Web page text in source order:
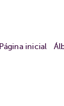
Página inicial